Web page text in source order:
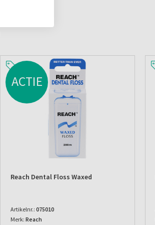
ACTIE
Reach Dental Floss Waxed
Artikelnr.: 075010
Merk: Reach